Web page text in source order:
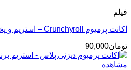
فیلم
اکانت پرمیوم Crunchyroll – استریم و پخش انیمه
تومان90,000
مشاهده